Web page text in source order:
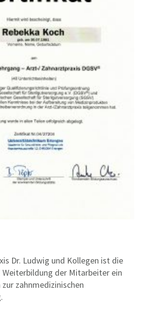
Dr. Ludwig und Kollegen ist die
der Mitarbeiter ein
zahnmedizinischen